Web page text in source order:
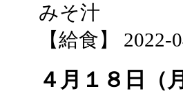
みそ汁
【給食】 2022-
４月１８日（